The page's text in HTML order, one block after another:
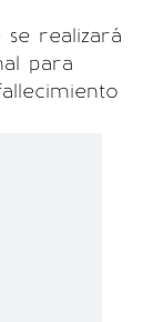
se realizará
para